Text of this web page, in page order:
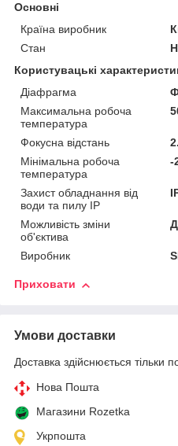
Основні
Країна виробник
Стан
Користувацькі
Діафрагма
Максимальна робоча
температура
Фокусна відстань
Мінімальна робоча
температура
-
Захист обладнання від
води та пилу IP
Можливість зміни
об'єктива
Виробник
Приховати
Умови доставки
Доставка здійснюється тільки
Нова Пошта
Магазини Rozetka
Укрпошта